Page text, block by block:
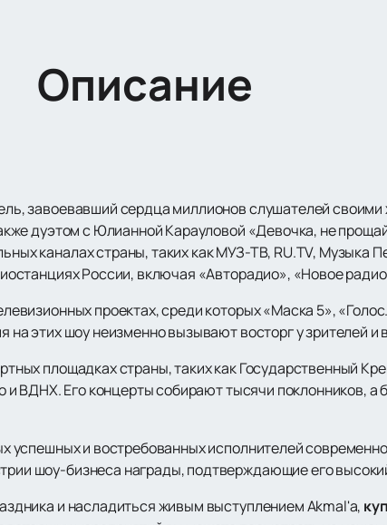
Описание
завоевавший сердца миллионов слушателей
дуэтом с Юлианной Карауловой «Девочка, не
каналах страны, таких как МУЗ-ТВ, RU.TV, Музыка
России, включая «Авторадио», «Новое
проектах, среди которых «Маска 5»,
этих шоу неизменно вызывают восторг у зрителей и
площадках страны, таких как Государственный
ВДНХ. Его концерты собирают тысячи поклонников, а
успешных и востребованных исполнителей
шоу-бизнеса награды, подтверждающие его
и насладиться живым выступлением Akmal'а,